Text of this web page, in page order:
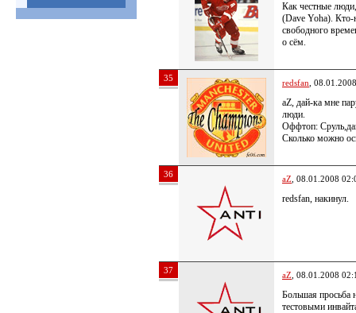
Как честные
(Dave Yoha). Кто-
свободного
о сём.
35 redsfan ,
aZ, дай-ка мне
люди.
Оффтоп:
Сколько можно
36 aZ , 08.01.2008
redsfan, накинул.
37 aZ , 08.01.2008
Большая просьба
тестовыми